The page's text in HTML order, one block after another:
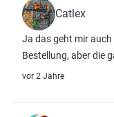
Catlex
Ja das geht mir auch
Bestellung, aber die
vor 2 Jahre